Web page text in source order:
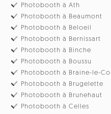
Photobooth à Ath
Photobooth à Beaumont
Photobooth à Beloeil
Photobooth à Bernissart
Photobooth à Binche
Photobooth à Boussu
Photobooth à Braine-le-
Photobooth à Brugelette
Photobooth à Brunehaut
Photobooth à Celles